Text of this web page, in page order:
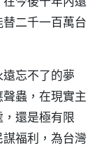
二千一百萬台
忘不了的夢
蟲，在現實主
還是極有限
福利，為台灣